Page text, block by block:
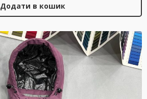
Додати в кошик